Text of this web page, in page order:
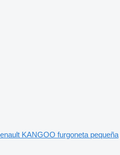
KANGOO furgoneta pequeña